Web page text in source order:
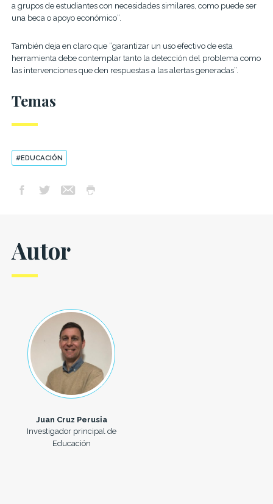
a grupos de estudiantes con necesidades similares, como puede ser
una beca o apoyo económico”.
También deja en claro que ”garantizar un uso efectivo de esta
herramienta debe contemplar tanto la detección del problema como
las intervenciones que den respuestas a las alertas generadas”.
Temas
#EDUCACIÓN
Autor
Juan Cruz Perusia
Investigador principal de
Educación